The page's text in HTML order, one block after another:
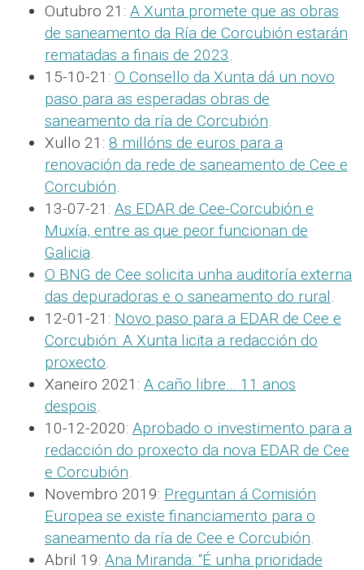
Outubro 21: A Xunta promete que as obras
de saneamento da Ría de Corcubión estarán
rematadas a finais de 2023
15-10-21: O Consello da Xunta dá un novo
paso para as esperadas obras de
saneamento da ría de Corcubión
Xullo 21: 8 millóns de euros para a
renovación da rede de saneamento de Cee e
Corcubión
13-07-21: As EDAR de Cee-Corcubión e
Muxía, entre as que peor funcionan de
Galicia
O BNG de Cee solicita unha auditoría externa
das depuradoras e o saneamento do rural
12-01-21: Novo paso para a EDAR de Cee e
Corcubión: A Xunta licita a redacción do
proxecto
Xaneiro 2021: A caño libre… 11 anos
despois
10-12-2020: Aprobado o investimento para a
redacción do proxecto da nova EDAR de Cee
e Corcubión
Novembro 2019: Preguntan á Comisión
Europea se existe financiamento para o
saneamento da ría de Cee e Corcubión
Abril 19: Ana Miranda: “É unha prioridade